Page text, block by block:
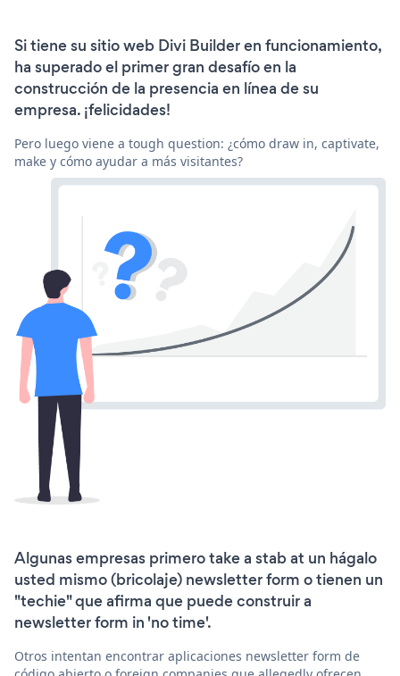
Si tiene su sitio web Divi Builder en funcionamiento,
ha superado el primer gran desafío en la
construcción de la presencia en línea de su
empresa. ¡felicidades!
Pero luego viene a tough question: ¿cómo draw in, captivate,
make y cómo ayudar a más visitantes?
Algunas empresas primero take a stab at un hágalo
usted mismo (bricolaje) newsletter form o tienen un
"techie" que afirma que puede construir a
newsletter form in 'no time'.
Otros intentan encontrar aplicaciones newsletter form de